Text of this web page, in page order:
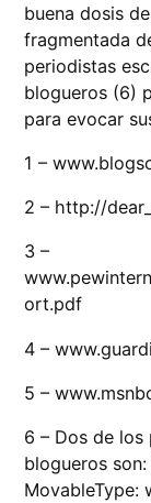
buena dosis
fragmentada
periodistas
blogueros (6)
para evocar
1 –
2 – http://
3 –
ort.pdf
4 –
5 –
6 – Dos de
blogueros
MovableType: